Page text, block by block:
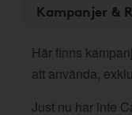
Kampanjer &
Här finns
att använda,
Just nu har inte